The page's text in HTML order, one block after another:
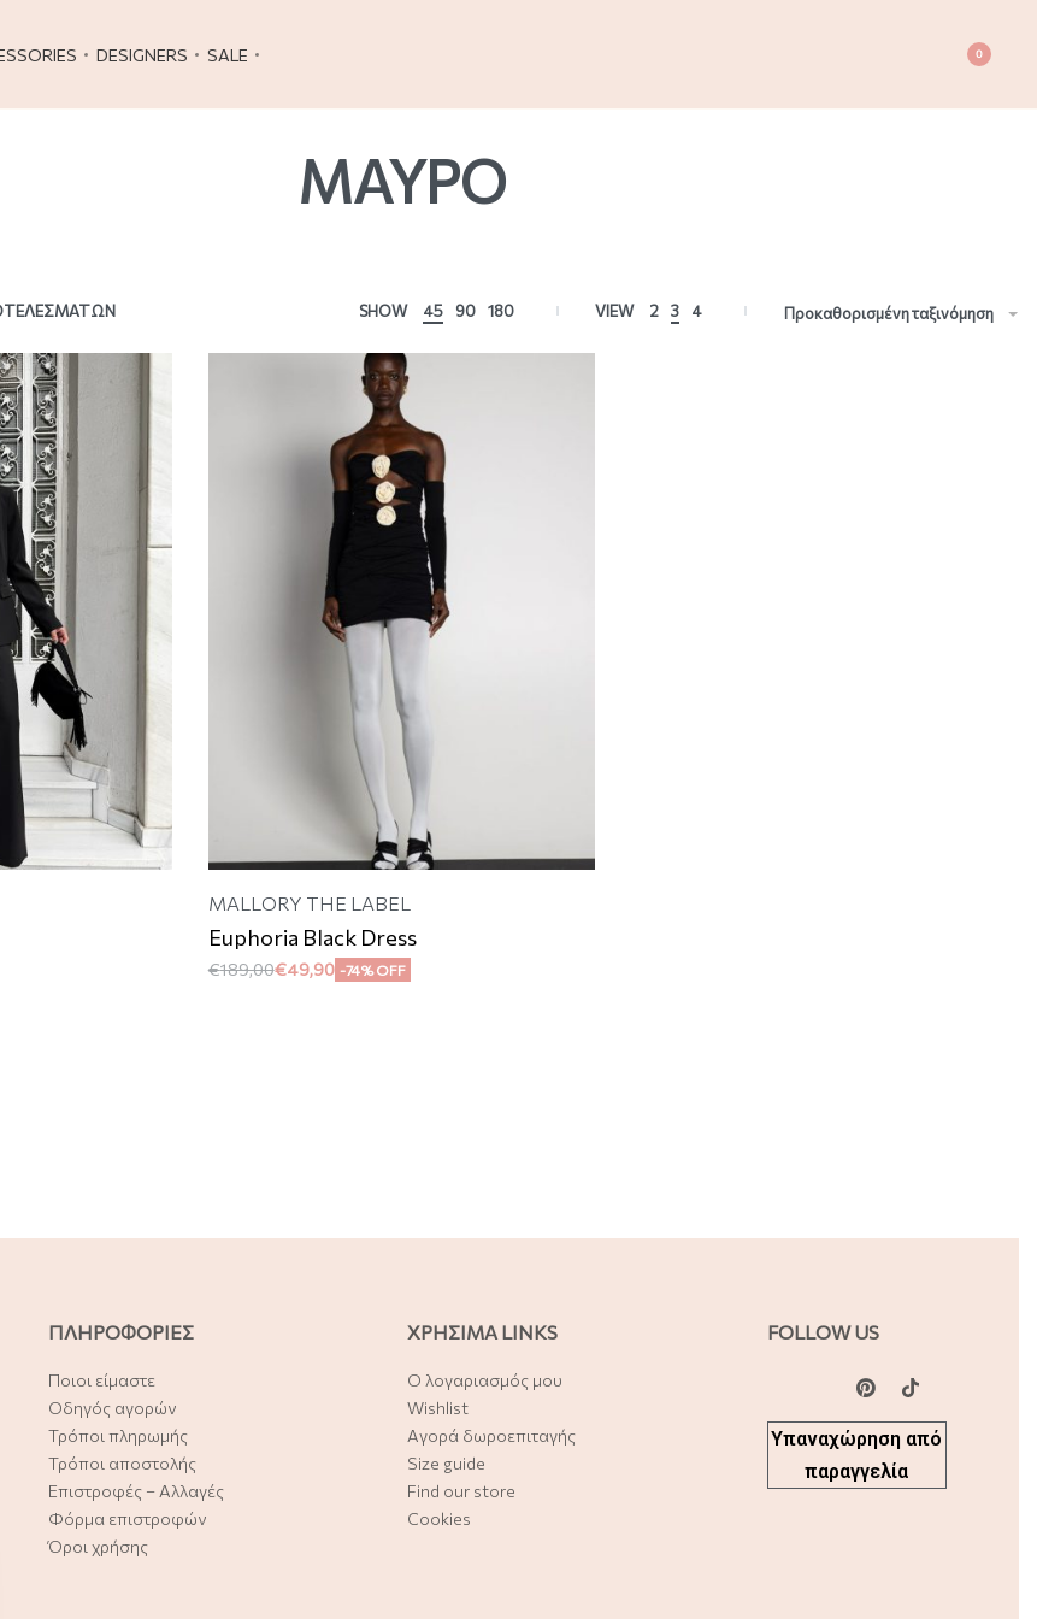
DESIGNERS SALE 0
ΜΑΥΡΟ
SHOW 45 90 180 VIEW 2 3 4 Προκαθορισμένη ταξινόμηση
MALLORY THE LABEL
Euphoria Black Dress
€189,00€49,90 -74% OFF
ΠΛΗΡΟΦΟΡΙΕΣ
Ποιοι είμαστε
Οδηγός αγορών
Τρόποι πληρωμής
Τρόποι αποστολής
Επιστροφές – Αλλαγές
Φόρμα επιστροφών
Όροι χρήσης
ΧΡΗΣΙΜΑ LINKS
Ο λογαριασμός μου
Wishlist
Αγορά δωροεπιταγής
Size guide
Find our store
Cookies
FOLLOW US
Υπαναχώρηση από
παραγγελία